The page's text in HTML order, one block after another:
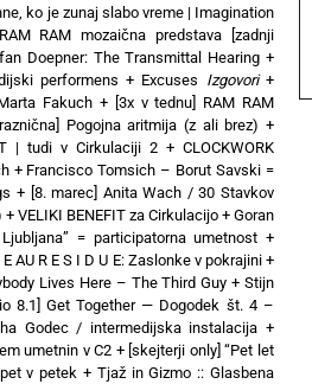
ko je zunaj slabo vreme | Imagination
RAM RAM mozaična predstava [zadnji
Doepner: The Transmittal Hearing +
performens + Excuses Izgovori+
Fakuch + [3x v tednu] RAM RAM
Pogojna aritmija (z ali brez) +
| tudi v Cirkulaciji 2 + CLOCKWORK
+ Francisco Tomsich – Borut Savski =
+ [8. marec] Anita Wach / 30 Stavkov
+ VELIKI BENEFIT za Cirkulacijo + Goran
= participatorna umetnost +
AU R E S I D U E: Zaslonke v pokrajini+
Lives Here – The Third Guy + Stijn
8.1] Get Together — Dogodek št. 4 –
Godec / intermedijska instalacija +
umetnin v C2 + [skejterji only] “Pet let
v petek + Tjaž in Gizmo :: Glasbena